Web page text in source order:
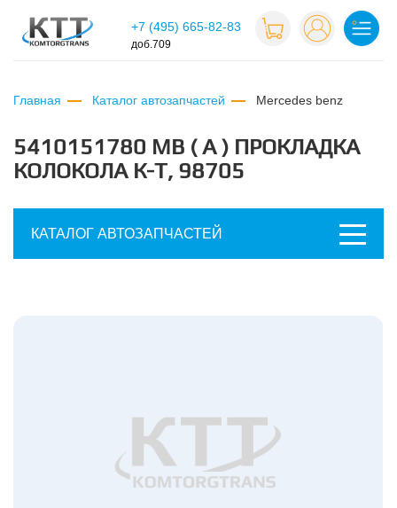
+7 (495) 665-82-83
доб.709
Главная Каталог автозапчастей mercedes benz
5410151780 МВ ( А ) ПРОКЛАДКА
КОЛОКОЛА К-Т, 98705
КАТАЛОГ АВТОЗАПЧАСТЕЙ